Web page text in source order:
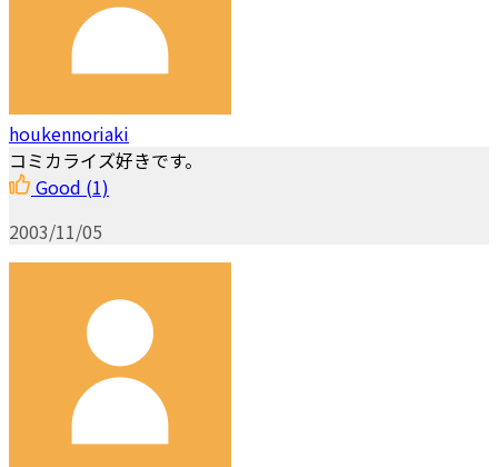
houkennoriaki
コミカライズ好きです。
Good (1)
2003/11/05